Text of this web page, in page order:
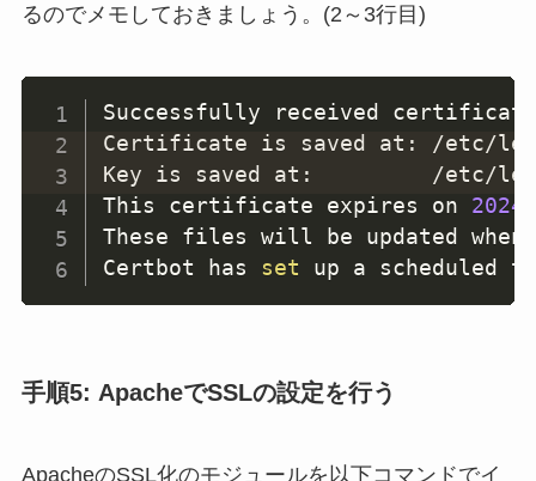
るのでメモしておきましょう。(2～3行目)
Successfully received
Certificate is saved at: /etc/
Key is saved at:         /etc/
This certificate expires on 2024
These files will be updated
Certbot has set up a scheduled
手順5: ApacheでSSLの設定を行う
ApacheのSSL化のモジュールを以下コマンドでイ